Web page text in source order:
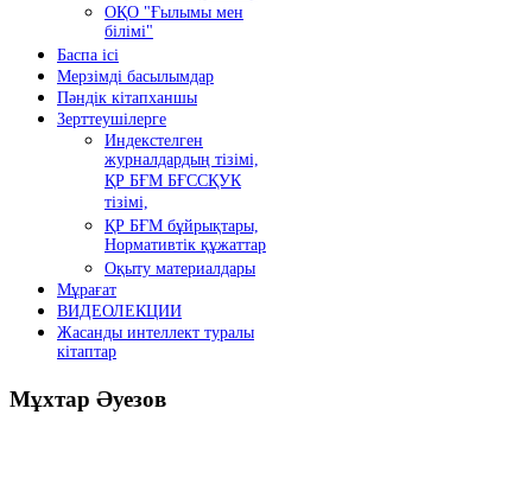
ОҚО "Ғылымы мен
білімі"
Баспа ісі
Мерзімді басылымдар
Пәндік кітапханшы
Зерттеушілерге
Индекстелген
журналдардың тізімі,
ҚР БҒМ БҒССҚУК
тізімі,
ҚР БҒМ бұйрықтары,
Нормативтік құжаттар
Оқыту материалдары
Мұрағат
ВИДЕОЛЕКЦИИ
Жасанды интеллект туралы
кітаптар
Мұхтар Әуезов